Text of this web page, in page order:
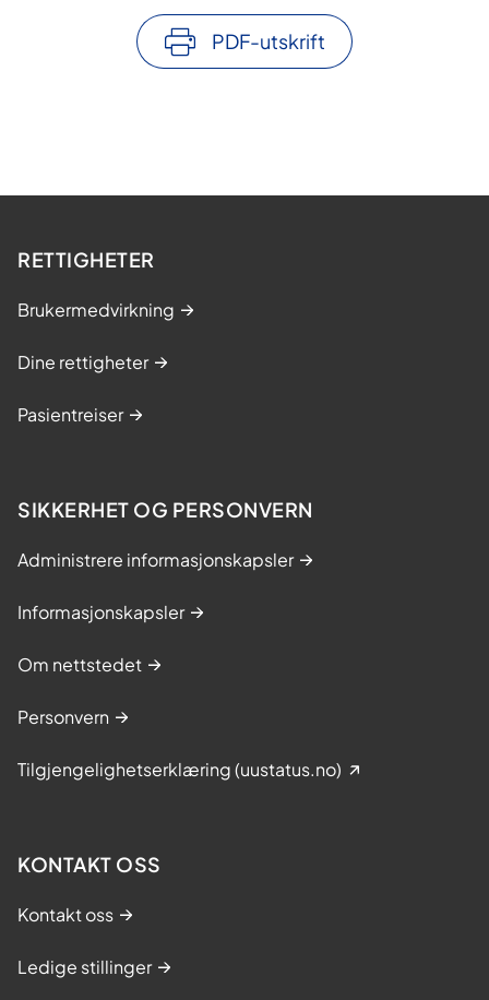
PDF-utskrift
RETTIGHETER
Brukermedvirkning
Dine rettigheter
Pasientreiser
SIKKERHET OG PERSONVERN
Administrere informasjonskapsler
Informasjonskapsler
Om nettstedet
Personvern
Tilgjengelighetserklæring (uustatus.no)
KONTAKT OSS
Kontakt oss
Ledige stillinger